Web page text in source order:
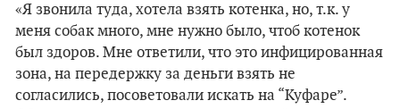
«Я звонила туда, хотела взять котенка, но, т.к. у
меня собак много, мне нужно было, чтоб котенок
был здоров. Мне ответили, что это инфицированная
зона, на передержку за деньги взять не
согласились, посоветовали искать на “Куфаре”.